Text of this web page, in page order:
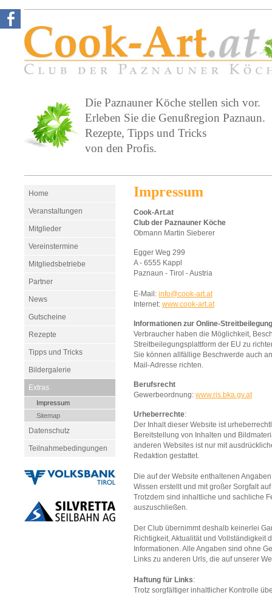
Die Paznauner Köche stellen sich vor.
Erleben Sie die Genußregion Paznaun.
Rezepte, Tipps und Tricks
von den Profis.
Home
Veranstaltungen
Mitglieder
Vereinstermine
Mitgliedsbetriebe
Partner
News
Gutscheine
Rezepte
Tipps und Tricks
Bildergalerie
Extras
Impressum
Sitemap
Datenschutz
Teilnahmebedingungen
Impressum
Cook-Art.at
Club der Paznauner Köche
Obmann Martin Sieberer
Egger Weg 299
A - 6555 Kappl
Paznaun - Tirol - Austria
E-Mail: info@cook-art.at
Internet: www.cook-art.at
Informationen zur Online-
Verbraucher haben die Möglichkeit,
Streitbeilegungsplattform der EU zu
Sie können allfällige Beschwerde auch
Mail-Adresse richten.
Berufsrecht
Gewerbeordnung: www.ris.bka.gv.at
Urheberrechte:
Der Inhalt dieser Website ist
Bereitstellung von Inhalten und
anderen Websites ist nur mit
Redaktion gestattet.
Die auf der Website enthaltenen
Wissen erstellt und mit großer Sorgfalt
Trotzdem sind inhaltliche und sachliche
auszuschließen.
Der Club übernimmt deshalb keinerlei
Richtigkeit, Aktualität und Vollständigkeit
Informationen. Alle Angaben sind ohne
Links zu anderen Urls, die auf unserer
Haftung für Links:
Trotz sorgfältiger inhaltlicher Kontrolle